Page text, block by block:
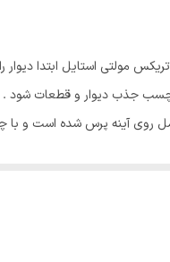
مولتی استایل ابتدا
جذب دیوار و قطعات شود .
روی آینه پرس شده است و